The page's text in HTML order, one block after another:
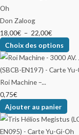
Don Zaloog
18,00€ – 22,00€
Choix des options
Roi Machine –...
0,75€
Ajouter au panier